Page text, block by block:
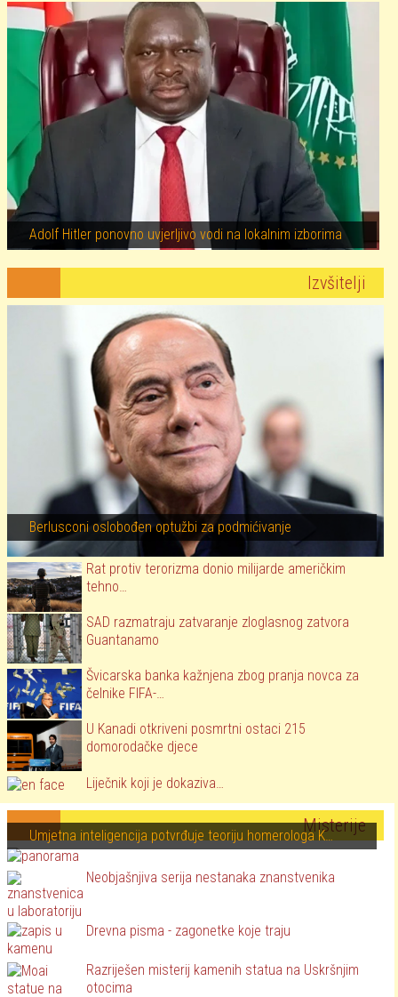
Image
Adolf Hitler ponovno uvjerljivo vodi na lokalnim izborima
Izvšitelji
Berlusconi oslobođen optužbi za podmićivanje
Rat protiv terorizma donio milijarde američkim
tehno…
SAD razmatraju zatvaranje zloglasnog zatvora
Guantanamo
Švicarska banka kažnjena zbog pranja novca za
čelnike FIFA-…
U Kanadi otkriveni posmrtni ostaci 215
domorodačke djece
Liječnik koji je dokaziva…
Misterije
Umjetna inteligencija potvrđuje teoriju homerologa K…
Neobjašnjiva serija nestanaka znanstvenika
Drevna pisma - zagonetke koje traju
Razriješen misterij kamenih statua na Uskršnjim
otocima